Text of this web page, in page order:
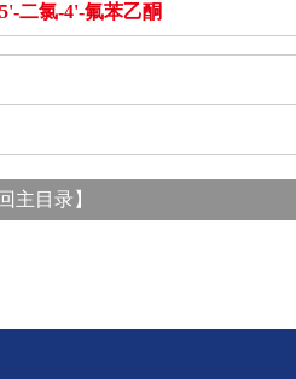
二氯-4'-氟苯乙酮
主目录 】